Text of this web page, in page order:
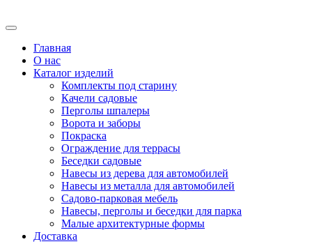
Главная
О нас
Каталог изделий
Комплекты под старину
Качели садовые
Перголы шпалеры
Ворота и заборы
Покраска
Ограждение для террасы
Беседки садовые
Навесы из дерева для автомобилей
Навесы из металла для автомобилей
Садово-парковая мебель
Навесы, перголы и беседки для парка
Малые архитектурные формы
Доставка